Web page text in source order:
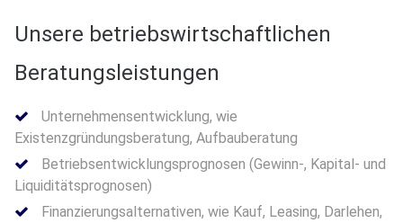
Unsere betriebswirtschaftlichen
Beratungsleistungen
Unternehmensentwicklung, wie
Existenzgründungsberatung, Aufbauberatung
Betriebsentwicklungsprognosen (Gewinn-, Kapital- und
Liquiditätsprognosen)
Finanzierungsalternativen, wie Kauf, Leasing, Darlehen,